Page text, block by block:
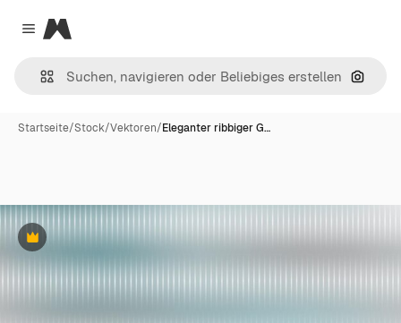
Close menu
Magnific
Nach
Startseite/Stock/Vektoren/Eleganter ribbiger G…
Premium